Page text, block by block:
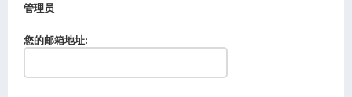
管理员
您的邮箱地址: